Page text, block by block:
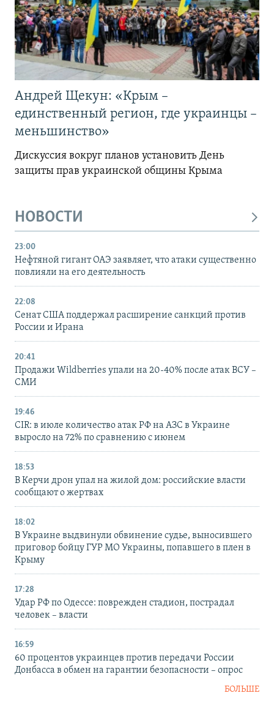
Андрей Щекун: «Крым –
единственный регион, где украинцы –
меньшинство»
Дискуссия вокруг планов установить День
защиты прав украинской общины Крыма
НОВОСТИ
23:00
Нефтяной гигант ОАЭ заявляет, что атаки существенно
повлияли на его деятельность
22:08
Сенат США поддержал расширение санкций против
России и Ирана
20:41
Продажи Wildberries упали на 20-40% после атак ВСУ –
СМИ
19:46
CIR: в июле количество атак РФ на АЗС в Украине
выросло на 72% по сравнению с июнем
18:53
В Керчи дрон упал на жилой дом: российские власти
сообщают о жертвах
18:02
В Украине выдвинули обвинение судье, выносившего
приговор бойцу ГУР МО Украины, попавшего в плен в
Крыму
17:28
Удар РФ по Одессе: поврежден стадион, пострадал
человек – власти
16:59
60 процентов украинцев против передачи России
Донбасса в обмен на гарантии безопасности – опрос
БОЛЬШЕ